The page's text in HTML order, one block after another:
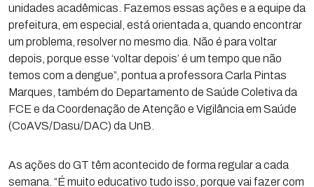
unidades acadêmicas. Fazemos essas ações e a equipe da
prefeitura, em especial, está orientada a, quando encontrar
um problema, resolver no mesmo dia. Não é para voltar
depois, porque esse ‘voltar depois’ é um tempo que não
temos com a dengue”, pontua a professora Carla Pintas
Marques, também do Departamento de Saúde Coletiva da
FCE e da Coordenação de Atenção e Vigilância em Saúde
(CoAVS/Dasu/DAC) da UnB.
As ações do GT têm acontecido de forma regular a cada
semana. “É muito educativo tudo isso, porque vai fazer com